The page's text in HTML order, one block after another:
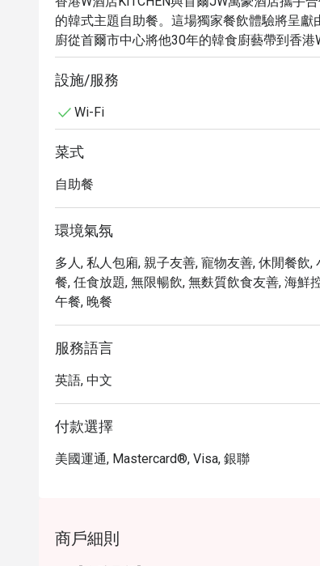
的韓式主題自助餐。這場獨家餐飲體驗將呈
廚從首爾市中心將他30年的韓食廚藝帶到香
TripAdvisor上排名第一的自助餐「Flavors」
讓賓客直接感受首爾的創新美食活力。
設施/服務
Wi-Fi
菜式
自助餐
環境氣氛
多人, 私人包廂, 親子友善, 寵物友善, 休閒餐飲
餐, 任食放題, 無限暢飲, 無麩質飲食友善, 海鮮
午餐, 晚餐
服務語言
英語, 中文
付款選擇
美國運通, Mastercard®, Visa, 銀聯
商戶細則